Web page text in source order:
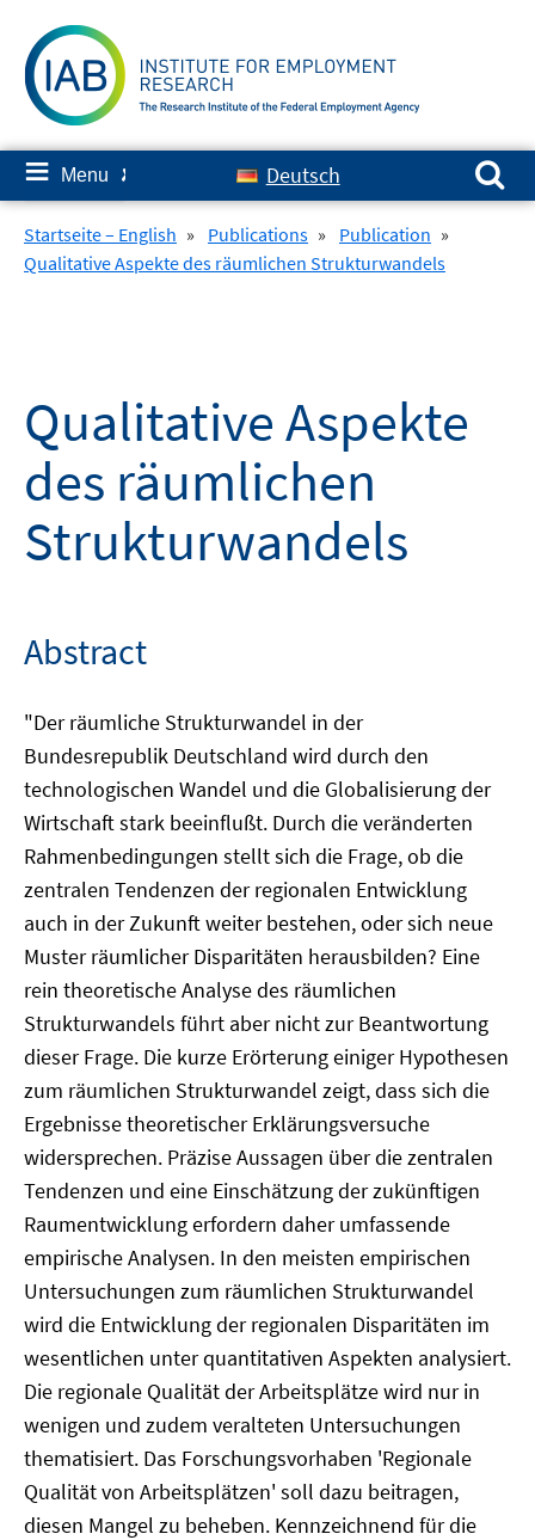
content
≡ Menu ✘ Deutsch
Search for:
Startseite – English » Publications » Publication »
Qualitative Aspekte des räumlichen Strukturwandels
Qualitative Aspekte
des räumlichen
Strukturwandels
Abstract
"Der räumliche Strukturwandel in der
Bundesrepublik Deutschland wird durch den
technologischen Wandel und die Globalisierung der
Wirtschaft stark beeinflußt. Durch die veränderten
Rahmenbedingungen stellt sich die Frage, ob die
zentralen Tendenzen der regionalen Entwicklung
auch in der Zukunft weiter bestehen, oder sich neue
Muster räumlicher Disparitäten herausbilden? Eine
rein theoretische Analyse des räumlichen
Strukturwandels führt aber nicht zur Beantwortung
dieser Frage. Die kurze Erörterung einiger Hypothesen
zum räumlichen Strukturwandel zeigt, dass sich die
Ergebnisse theoretischer Erklärungsversuche
widersprechen. Präzise Aussagen über die zentralen
Tendenzen und eine Einschätzung der zukünftigen
Raumentwicklung erfordern daher umfassende
empirische Analysen. In den meisten empirischen
Untersuchungen zum räumlichen Strukturwandel
wird die Entwicklung der regionalen Disparitäten im
wesentlichen unter quantitativen Aspekten analysiert.
Die regionale Qualität der Arbeitsplätze wird nur in
wenigen und zudem veralteten Untersuchungen
thematisiert. Das Forschungsvorhaben 'Regionale
Qualität von Arbeitsplätzen' soll dazu beitragen,
diesen Mangel zu beheben. Kennzeichnend für die